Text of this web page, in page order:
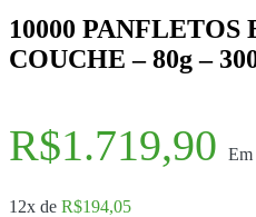
10000 PANFLETOS
COUCHE – 80g –
R$1.719,90 Em
12x de R$194,05